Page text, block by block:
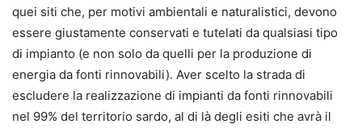
quei siti che, per motivi ambientali e naturalistici, devono
essere giustamente conservati e tutelati da qualsiasi tipo
di impianto (e non solo da quelli per la produzione di
energia da fonti rinnovabili). Aver scelto la strada di
escludere la realizzazione di impianti da fonti rinnovabili
nel 99% del territorio sardo, al di là degli esiti che avrà il